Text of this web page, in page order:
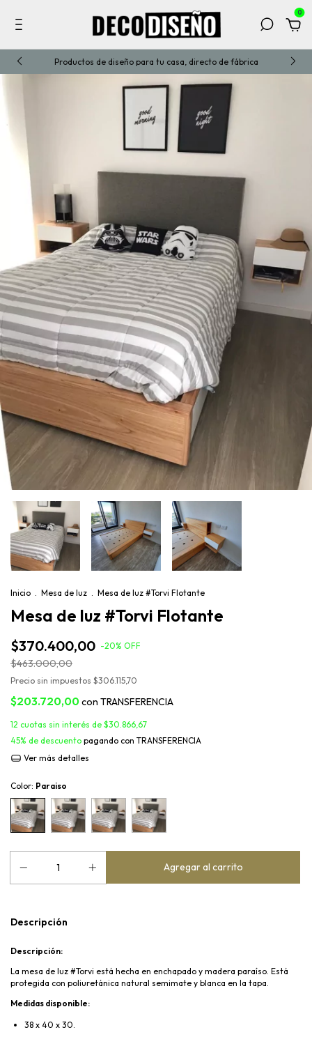
0
Productos de diseño para tu casa, directo de fábrica
Inicio . Mesa de luz . Mesa de luz #Torvi Flotante
Mesa de luz #Torvi Flotante
$370.400,00 -20% OFF
$463.000,00
Precio sin impuestos $306.115,70
$203.720,00con TRANSFERENCIA
12 cuotas sin interés de $30.866,67
45% de descuento pagando con TRANSFERENCIA
Ver más detalles
Color: Paraiso
Descripción
Descripción:
La mesa de luz #Torvi está hecha en enchapado y madera paraíso. Está
protegida con poliuretánica natural semimate y blanca en la tapa.
Medidas disponible:
38 x 40 x 30.